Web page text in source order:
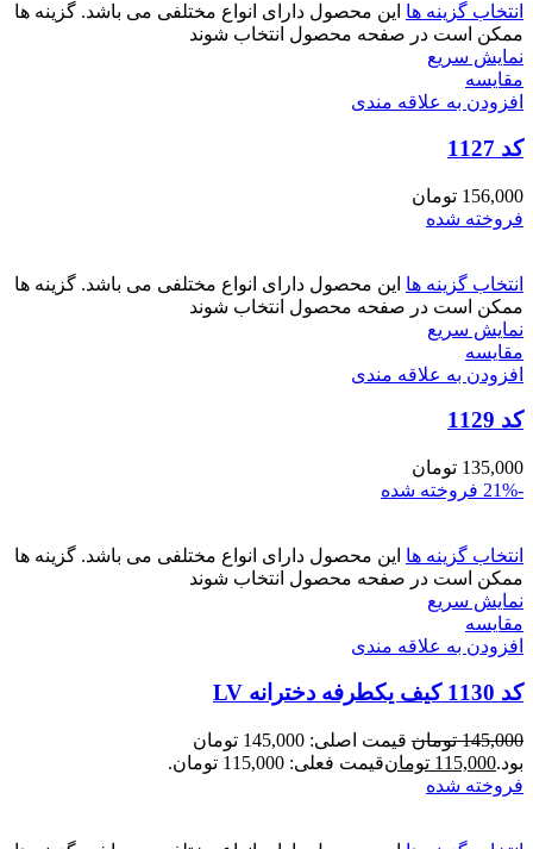
انتخاب گزینه ها این محصول دارای انواع مختلفی می باشد. گزینه ها
ممکن است در صفحه محصول انتخاب شوند
نمایش سریع
مقايسه
افزودن به علاقه مندی
کد 1127
156,000 تومان
فروخته شده
انتخاب گزینه ها این محصول دارای انواع مختلفی می باشد. گزینه ها
ممکن است در صفحه محصول انتخاب شوند
نمایش سریع
مقايسه
افزودن به علاقه مندی
کد 1129
135,000 تومان
-21%
فروخته شده
انتخاب گزینه ها این محصول دارای انواع مختلفی می باشد. گزینه ها
ممکن است در صفحه محصول انتخاب شوند
نمایش سریع
مقايسه
افزودن به علاقه مندی
کد 1130 کیف یکطرفه دخترانه LV
145,000 تومان
قیمت اصلی: 145,000 تومان
بود.115,000 تومانقیمت فعلی: 115,000 تومان.
فروخته شده